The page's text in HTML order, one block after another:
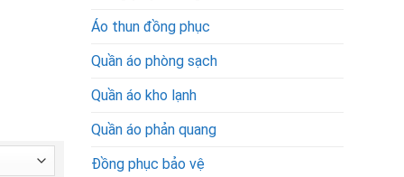
Áo thun đồng phục
Quần áo phòng sạch
Quần áo kho lạnh
Quần áo phản quang
Đồng phục bảo vệ